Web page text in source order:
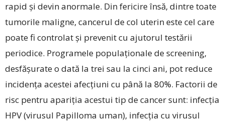
rapid și devin anormale. Din fericire însă, dintre toate
tumorile maligne, cancerul de col uterin este cel care
poate fi controlat și prevenit cu ajutorul testării
periodice. Programele populaționale de screening,
desfășurate o dată la trei sau la cinci ani, pot reduce
incidența acestei afecțiuni cu până la 80%. Factorii de
risc pentru apariția acestui tip de cancer sunt: infecția
HPV (virusul Papilloma uman), infecția cu virusul